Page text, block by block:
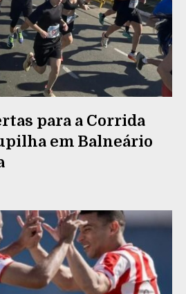
para a Corrida
em Balneário